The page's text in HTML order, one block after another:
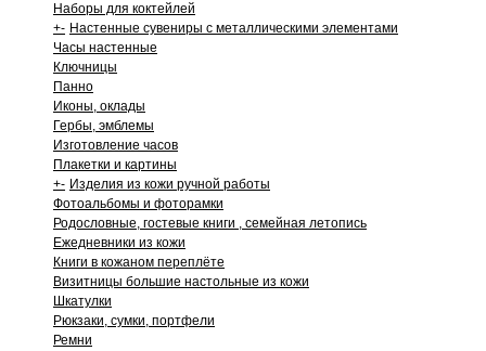
Наборы для коктейлей
+- Настенные сувениры с металлическими элементами
Часы настенные
Ключницы
Панно
Иконы, оклады
Гербы, эмблемы
Изготовление часов
Плакетки и картины
+- Изделия из кожи ручной работы
Фотоальбомы и фоторамки
Родословные, гостевые книги , семейная летопись
Ежедневники из кожи
Книги в кожаном переплёте
Визитницы большие настольные из кожи
Шкатулки
Рюкзаки, сумки, портфели
Ремни